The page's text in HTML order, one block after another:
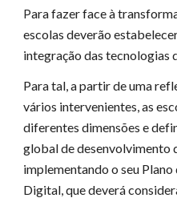
Para fazer face à
escolas deverão
integração das tecnologias
Para tal, a partir de uma
vários intervenientes, as
diferentes dimensões e
global de desenvolvimento
implementando o seu
Digital, que deverá